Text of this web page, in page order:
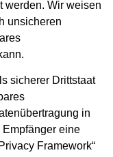
werden. Wir weisen
unsicheren
sicherer Drittstaat
in
eine
Framework“